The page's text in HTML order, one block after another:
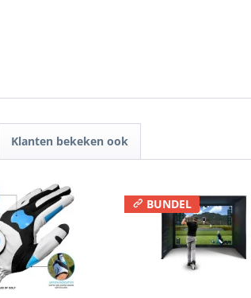
Klanten bekeken ook
BUNDEL